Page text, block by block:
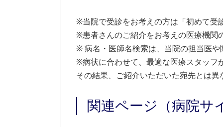
※当院で受診をお考えの方は「初めて
※患者さんのご紹介をお考えの医療機
※病名・医師名検索は、当院の担当医
※病状に合わせて、最適な医療スタッフ
その結果、ご紹介いただいた宛先とは
関連ページ（病院サ